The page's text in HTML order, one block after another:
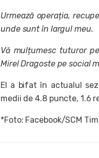
Urmează operația,
unde sunt în largul meu.
Vă mulțumesc tuturor
Mirel Dragoste pe social
El a bifat în actualul
medii de 4.8 puncte, 1.6
*Foto: Facebook/SCM